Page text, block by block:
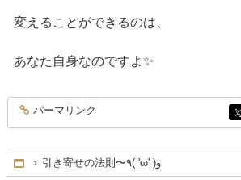
変えることができるのは、
あなた自身なのですよ✨
entry3702
パーマリンク
Home